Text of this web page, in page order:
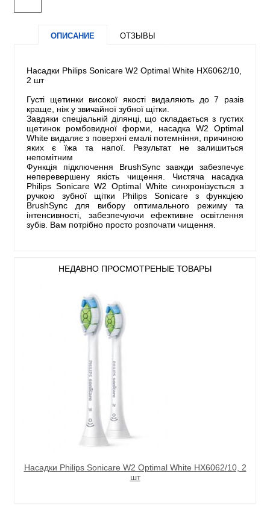
ОПИСАНИЕ ОТЗЫВЫ
Насадки Philips Sonicare W2 Optimal White HX6062/10,
2 шт
Густі щетинки високої якості видаляють до 7 разів
краще, ніж у звичайної зубної щітки.
Завдяки спеціальній ділянці, що складається з густих
щетинок ромбовидної форми, насадка W2 Optimal
White видаляє з поверхні емалі потемніння, причиною
яких є їжа та напої. Результат не залишиться
непомітним
Функція підключення BrushSync завжди забезпечує
неперевершену якість чищення. Чистяча насадка
Philips Sonicare W2 Optimal White синхронізується з
ручкою зубної щітки Philips Sonicare з функцією
BrushSync для вибору оптимального режиму та
інтенсивності, забезпечуючи ефективне освітлення
зубів. Вам потрібно просто розпочати чищення.
НЕДАВНО ПРОСМОТРЕНЫЕ ТОВАРЫ
Насадки Philips Sonicare W2 Optimal White HX6062/10, 2
шт